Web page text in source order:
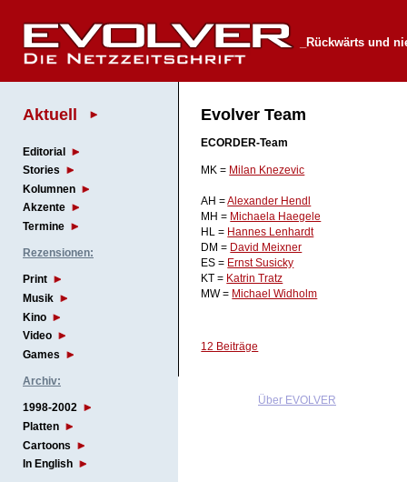
_Rückwärts und
Aktuell
Editorial
Stories
Kolumnen
Akzente
Termine
Rezensionen:
Print
Musik
Kino
Video
Games
Archiv:
1998-2002
Platten
Cartoons
In English
Evolver Team
ECORDER-Team
MK = Milan Knezevic
AH =Alexander Hendl
MH = Michaela Haegele
HL = Hannes Lenhardt
DM = David Meixner
ES = Ernst Susicky
KT = Katrin Tratz
MW = Michael Widholm
12 Beiträge
Über EVOLVER